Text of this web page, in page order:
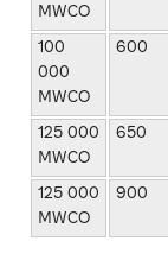
MWCO
100
000
MWCO
600
125 000
MWCO
650
125 000
MWCO
900